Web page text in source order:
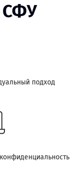
СФУ
подход